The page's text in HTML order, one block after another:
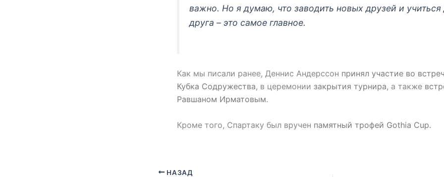
важно. Но я думаю, что заводить новых друзей и учиться
друга – это самое главное.
Как мы писали ранее, Деннис Андерссон принял участие во
Кубка Содружества, в церемонии закрытия турнира, а также
Равшаном Ирматовым.
Кроме того, Спартаку был вручен памятный трофей Gothia Cup.
НАЗАД